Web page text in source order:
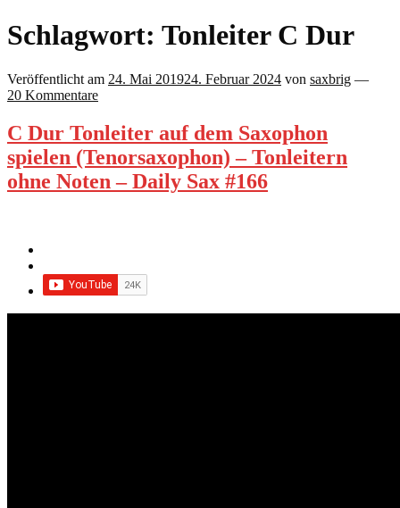
Schlagwort: Tonleiter C Dur
Veröffentlicht am 24. Mai 201924. Februar 2024 von saxbrig —
20 Kommentare
C Dur Tonleiter auf dem Saxophon
spielen (Tenorsaxophon) – Tonleitern
ohne Noten – Daily Sax #166